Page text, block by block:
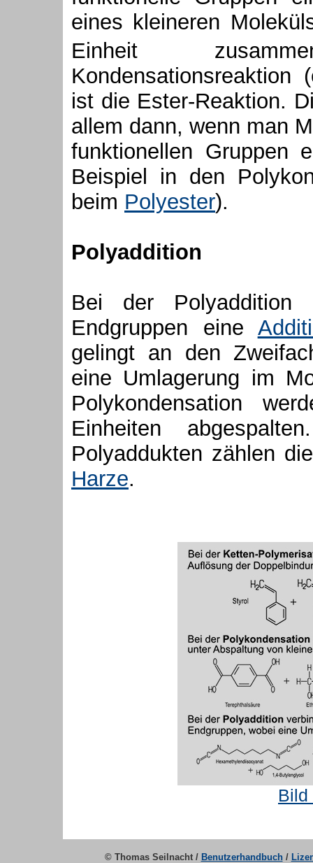
eines kleineren
Einheit
Kondensationsreaktion
ist die Ester-Reaktion.
allem dann, wenn man
funktionellen Gruppen
Beispiel in den
beim Polyester).
Polyaddition
Bei der Polyaddition
Endgruppen eine
gelingt an den
eine Umlagerung im
Polykondensation
Einheiten
Polyaddukten zählen
Harze.
Bild
© Thomas Seilnacht / Benutzerhandbuch/